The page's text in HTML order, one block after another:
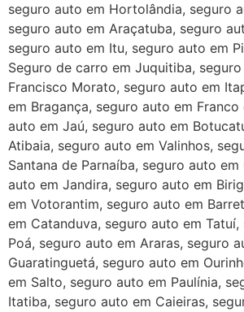
seguro auto em Hortolândia, seguro
seguro auto em Araçatuba, seguro
seguro auto em Itu, seguro auto em
Seguro de carro em Juquitiba,
Francisco Morato, seguro auto em
em Bragança, seguro auto em Franco
auto em Jaú, seguro auto em
Atibaia, seguro auto em Valinhos,
Santana de Parnaíba, seguro auto
auto em Jandira, seguro auto em
em Votorantim, seguro auto em
em Catanduva, seguro auto em
Poá, seguro auto em Araras, seguro
Guaratinguetá, seguro auto em
em Salto, seguro auto em Paulínia,
Itatiba, seguro auto em Caieiras,